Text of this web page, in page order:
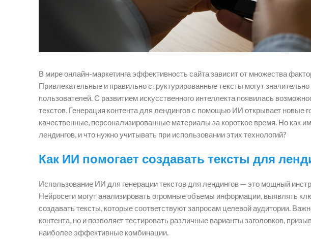
В мире онлайн-маркетинга эффективность сайта зависит от множества
Привлекательные и правильно структурированные тексты могут
пользователей. С развитием искусственного интеллекта появилась
текстов. Генерация контента для лендингов с помощью ИИ открывает новые
качественные, персонализированные материалы за короткое время. Но как
лендингов, и что нужно учитывать при использовании этих технологий?
Как ИИ помогает создавать тексты для
Использование ИИ для генерации текстов для лендингов — это мощный
Нейросети могут анализировать огромные объемы информации, выявлять
создавать тексты, которые соответствуют запросам целевой аудитории.
контента, но и позволяет тестировать различные варианты заголовков,
наиболее эффективные комбинации.